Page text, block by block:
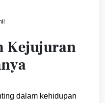
Kejujuran
dalam kehidupan